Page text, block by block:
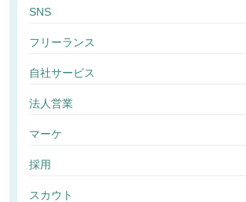
SNS
フリーランス
自社サービス
法人営業
マーケ
採用
スカウト